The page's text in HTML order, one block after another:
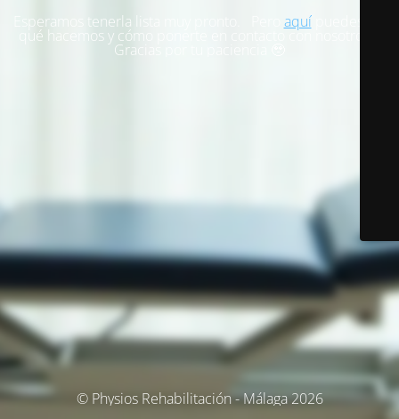
Esperamos tenerla lista muy pronto. Pero aquípuedes ver
qué hacemos y cómo ponerte en contacto con nosotros.
Gracias por tu paciencia 🥹
© Physios Rehabilitación - Málaga 2026